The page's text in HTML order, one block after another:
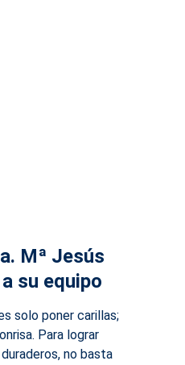
Mª Jesús
su equipo
solo poner carillas;
Para lograr
no basta